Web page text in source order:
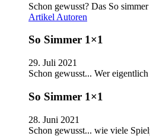
Schon gewusst? Das So
Artikel Autoren
So Simmer 1×1
29. Juli 2021
Schon gewusst... Wer
So Simmer 1×1
28. Juni 2021
Schon gewusst... wie viele